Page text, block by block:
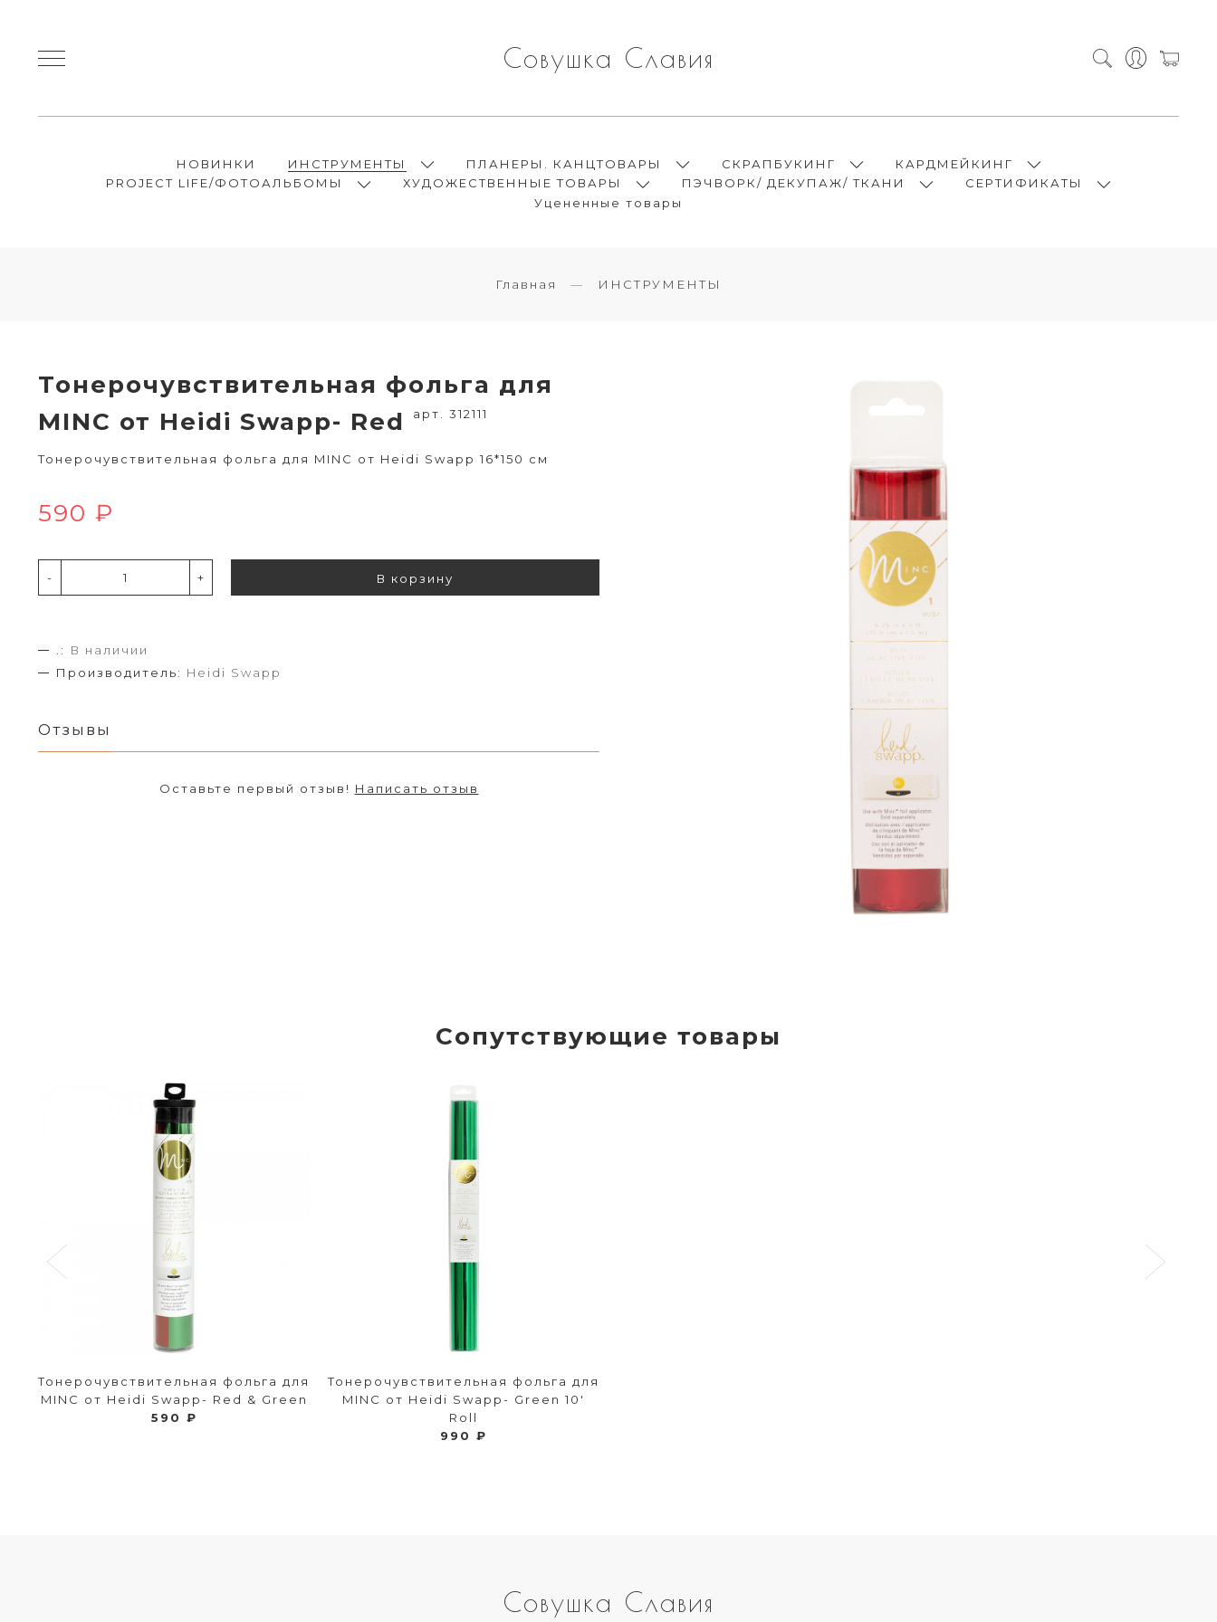
Совушка Славия
НОВИНКИ ИНСТРУМЕНТЫ ПЛАНЕРЫ. КАНЦТОВАРЫ СКРАПБУКИНГ
КАРДМЕЙКИНГ
PROJECT LIFE/ФОТОАЛЬБОМЫ
ХУДОЖЕСТВЕННЫЕ ТОВАРЫ ПЭЧВОРК/ ДЕКУПАЖ/ ТКАНИ
СЕРТИФИКАТЫ
Уцененные товары
Главная ИНСТРУМЕНТЫ
Тонерочувствительная фольга для
MINC от Heidi Swapp- Red
арт. 312111
Тонерочувствительная фольга для MINC от Heidi Swapp 16*150 см
590 ₽
- + В корзину
.:
В наличии
Производитель: Heidi Swapp
Отзывы
Оставьте первый отзыв! Написать отзыв
Сопутствующие товары
Тонерочувствительная фольга для
MINC от Heidi Swapp- Red & Green
590 ₽
Тонерочувствительная фольга для
MINC от Heidi Swapp- Green 10'
Roll
990 ₽
Совушка Славия